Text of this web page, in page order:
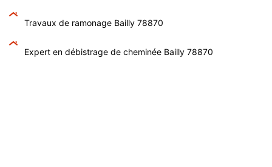
Travaux de ramonage Bailly 78870
Expert en débistrage de cheminée Bailly 78870